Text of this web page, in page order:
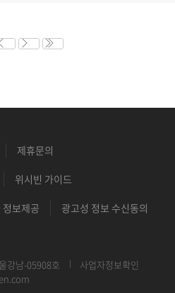
제휴문의
위시빈 가이드
정보제공 광고성 정보 수신동의
강남-05908호
사업자정보확인